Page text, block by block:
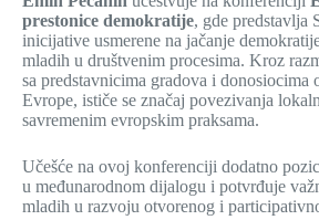
prestonice demokratije, gde predstavlja
inicijative usmerene na jačanje
mladih u društvenim procesima. Kroz
sa predstavnicima gradova i donosiocima
Evrope, ističe se značaj povezivanja
savremenim evropskim praksama.
Učešće na ovoj konferenciji dodatno
u međunarodnom dijalogu i potvrđuje
mladih u razvoju otvorenog i